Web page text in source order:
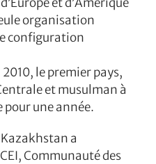
organisation
configuration
le premier pays,
et musulman à
pour une année.
a
Communauté des